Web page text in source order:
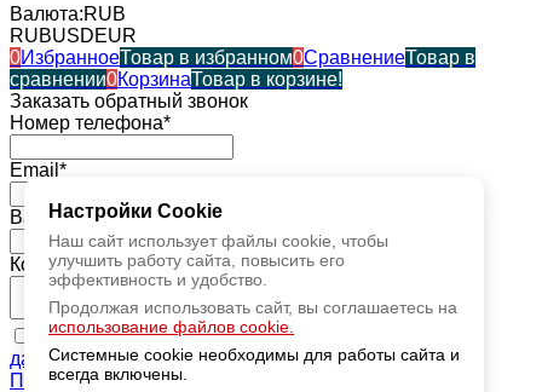
Настройки Cookie
Наш сайт использует файлы cookie, чтобы
улучшить работу сайта, повысить его
эффективность и удобство.
Продолжая использовать сайт, вы соглашаетесь на
использование файлов cookie.
Системные cookie необходимы для работы сайта и
всегда включены.
Валюта:RUB
RUBUSDEUR
0ИзбранноеТовар в избранном0СравнениеТовар в
сравнении0КорзинаТовар в корзине!
Заказать обратный звонок
Номер телефона*
Email*
Ваше имя*
Комментарий*
Я даю согласиена обработку моих персональных
данных, ознакомился и принимаю условия
Пользовательского соглашения